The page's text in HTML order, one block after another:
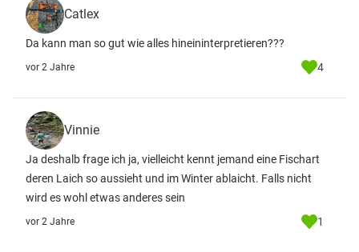
Catlex
Da kann man so gut wie alles hineininterpretieren???
vor 2 Jahre 4
Vinnie
Ja deshalb frage ich ja, vielleicht kennt jemand eine Fischart
deren Laich so aussieht und im Winter ablaicht. Falls nicht
wird es wohl etwas anderes sein
vor 2 Jahre 1